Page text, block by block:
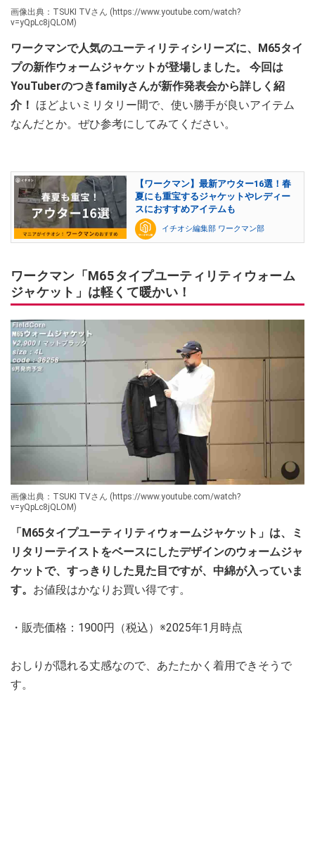
画像出典：TSUKI TVさん (https://www.youtube.com/watch?
v=yQpLc8jQLOM)
ワークマンで人気のユーティリティシリーズに、M65タイ
プの新作ウォームジャケットが登場しました。 今回は
YouTuberのつきfamilyさんが新作発表会から詳しく紹
介！ ほどよいミリタリー間で、使い勝手が良いアイテム
なんだとか。ぜひ参考にしてみてください。
【ワークマン】最新アウター16選！春
夏にも重宝するジャケットやレディー
スにおすすめアイテムも
イチオシ編集部 ワークマン部
ワークマン「M65タイプユーティリティウォーム
ジャケット」は軽くて暖かい！
画像出典：TSUKI TVさん (https://www.youtube.com/watch?
v=yQpLc8jQLOM)
「M65タイプユーティリティウォームジャケット」は、ミ
リタリーテイストをベースにしたデザインのウォームジャ
ケットで、すっきりした見た目ですが、中綿が入っていま
す。 お値段はかなりお買い得です。
・販売価格：1900円（税込）※2025年1月時点
おしりが隠れる丈感なので、あたたかく着用できそうで
す。